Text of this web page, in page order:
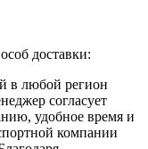
доставки:
в любой регион
согласует
удобное время и
компании